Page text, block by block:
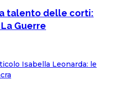
talento delle corti:
Guerre